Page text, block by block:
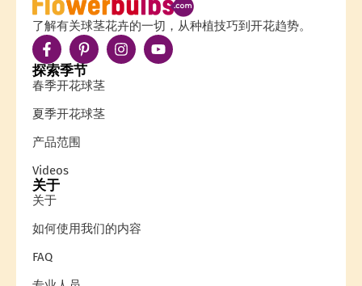
了解有关球茎花卉的一切，从种植技巧到开花趋势。
探索季节
春季开花球茎
夏季开花球茎
产品范围
Videos
关于
关于
如何使用我们的内容
FAQ